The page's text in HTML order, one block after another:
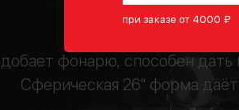
при заказе от 4000 ₽
фонарю, способен
Сферическая 26" форма даёт